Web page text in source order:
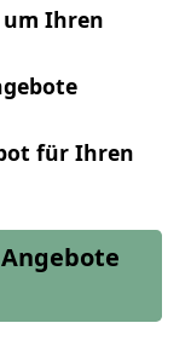
Ihren
für Ihren